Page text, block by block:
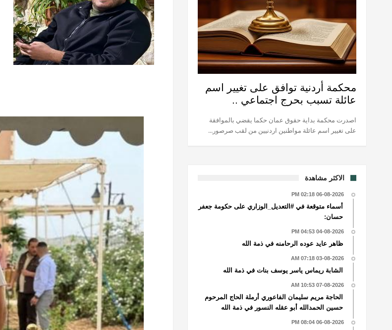
محكمة أردنية توافق على تغيير اسم
عائلة تسبب بحرج اجتماعي ..
اصدرت محكمة بداية حقوق عمان حكما يقضي بالموافقة
على تغيير اسم عائلة مواطنين اردنيين من لقب صرصور...
الاكثر مشاهدة
06-08-2026 02:18 PM
أسماء متوقعة في #التعديل_الوزاري على حكومة جعفر
حسان:
04-08-2026 04:53 PM
ظاهر عايد عوده الرحامنه في ذمة الله
03-08-2026 07:18 AM
الشابة ريماس ياسر يوسف بنات في ذمة الله
07-08-2026 10:53 AM
الحاجة مريم سليمان الفاعوري أرملة الحاج المرحوم
حسين الحمدالله أبو عقله النسور في ذمة الله
06-08-2026 08:04 PM